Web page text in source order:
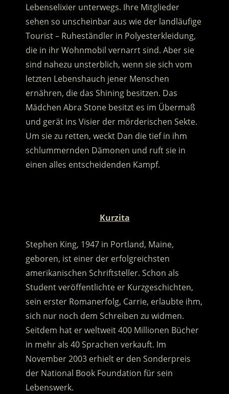
Lebenselixier unterwegs. Ihre Mitglieder
sehen so unscheinbar aus wie der landläufige
Tourist – Ruheständler in Polyesterkleidung,
die in ihr Wohnmobil vernarrt sind. Aber sie
sind nahezu unsterblich, wenn sie sich vom
letzten Lebenshauch jener Menschen
ernähren, die das Shining besitzen. Das
Mädchen Abra Stone besitzt es im Übermaß
und gerät ins Visier der mörderischen Sekte.
Um sie zu retten, weckt Dan die tief in ihm
schlummernden Dämonen und ruft sie in
einen alles entscheidenden Kampf.
Kurzita
Stephen King, 1947 in Portland, Maine,
geboren, ist einer der erfolgreichsten
amerikanischen Schriftsteller. Schon als
Student veröffentlichte er Kurzgeschichten,
sein erster Romanerfolg, Carrie, erlaubte ihm,
sich nur noch dem Schreiben zu widmen.
Seitdem hat er weltweit 400 Millionen Bücher
in mehr als 40 Sprachen verkauft. Im
November 2003 erhielt er den Sonderpreis
der National Book Foundation für sein
Lebenswerk.